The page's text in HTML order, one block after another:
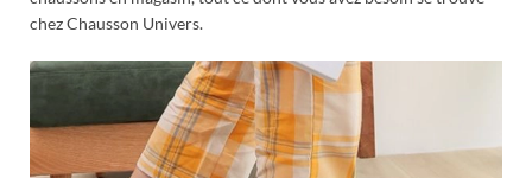
chez Chausson Univers.